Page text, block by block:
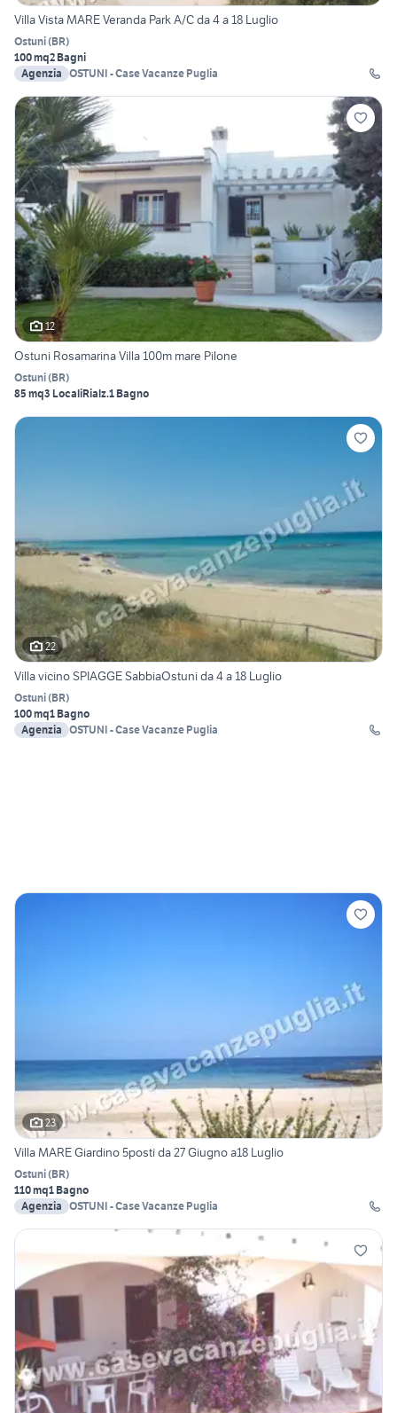
Villa Vista MARE Veranda Park A/C da 4 a 18 Luglio
Ostuni(BR)
100 mq2 Bagni
Agenzia OSTUNI - Case Vacanze Puglia
12
Ostuni Rosamarina Villa 100m mare Pilone
Ostuni(BR)
85 mq3 LocaliRialz.1 Bagno
22
Villa vicino SPIAGGE SabbiaOstuni da 4 a 18 Luglio
Ostuni(BR)
100 mq1 Bagno
Agenzia OSTUNI - Case Vacanze Puglia
23
Villa MARE Giardino 5posti da 27 Giugno a18 Luglio
Ostuni(BR)
110 mq1 Bagno
Agenzia OSTUNI - Case Vacanze Puglia